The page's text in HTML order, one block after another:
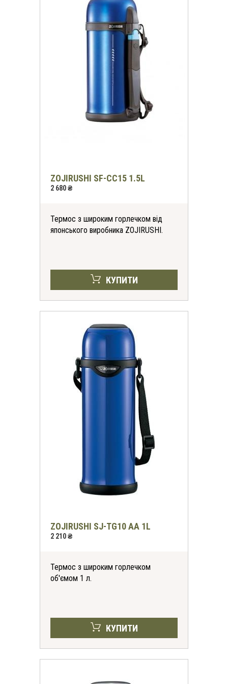
ZOJIRUSHI SF-CС15 1.5L
2 680 ₴
Термос з широким горлечком від
японського виробника ZOJIRUSHI.
КУПИТИ
ZOJIRUSHI SJ-TG10 AA 1L
2 210 ₴
Термос з широким горлечком
об'ємом 1 л.
КУПИТИ